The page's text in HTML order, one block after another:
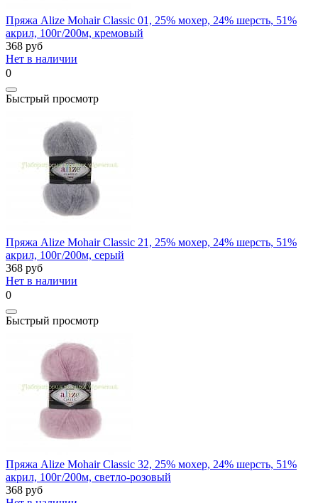
Пряжа Alize Mohair Classic 01, 25% мохер, 24% шерсть, 51%
акрил, 100г/200м, кремовый
368 руб
Нет в наличии
0
Быстрый просмотр
Пряжа Alize Mohair Classic 21, 25% мохер, 24% шерсть, 51%
акрил, 100г/200м, серый
368 руб
Нет в наличии
0
Быстрый просмотр
Пряжа Alize Mohair Classic 32, 25% мохер, 24% шерсть, 51%
акрил, 100г/200м, светло-розовый
368 руб